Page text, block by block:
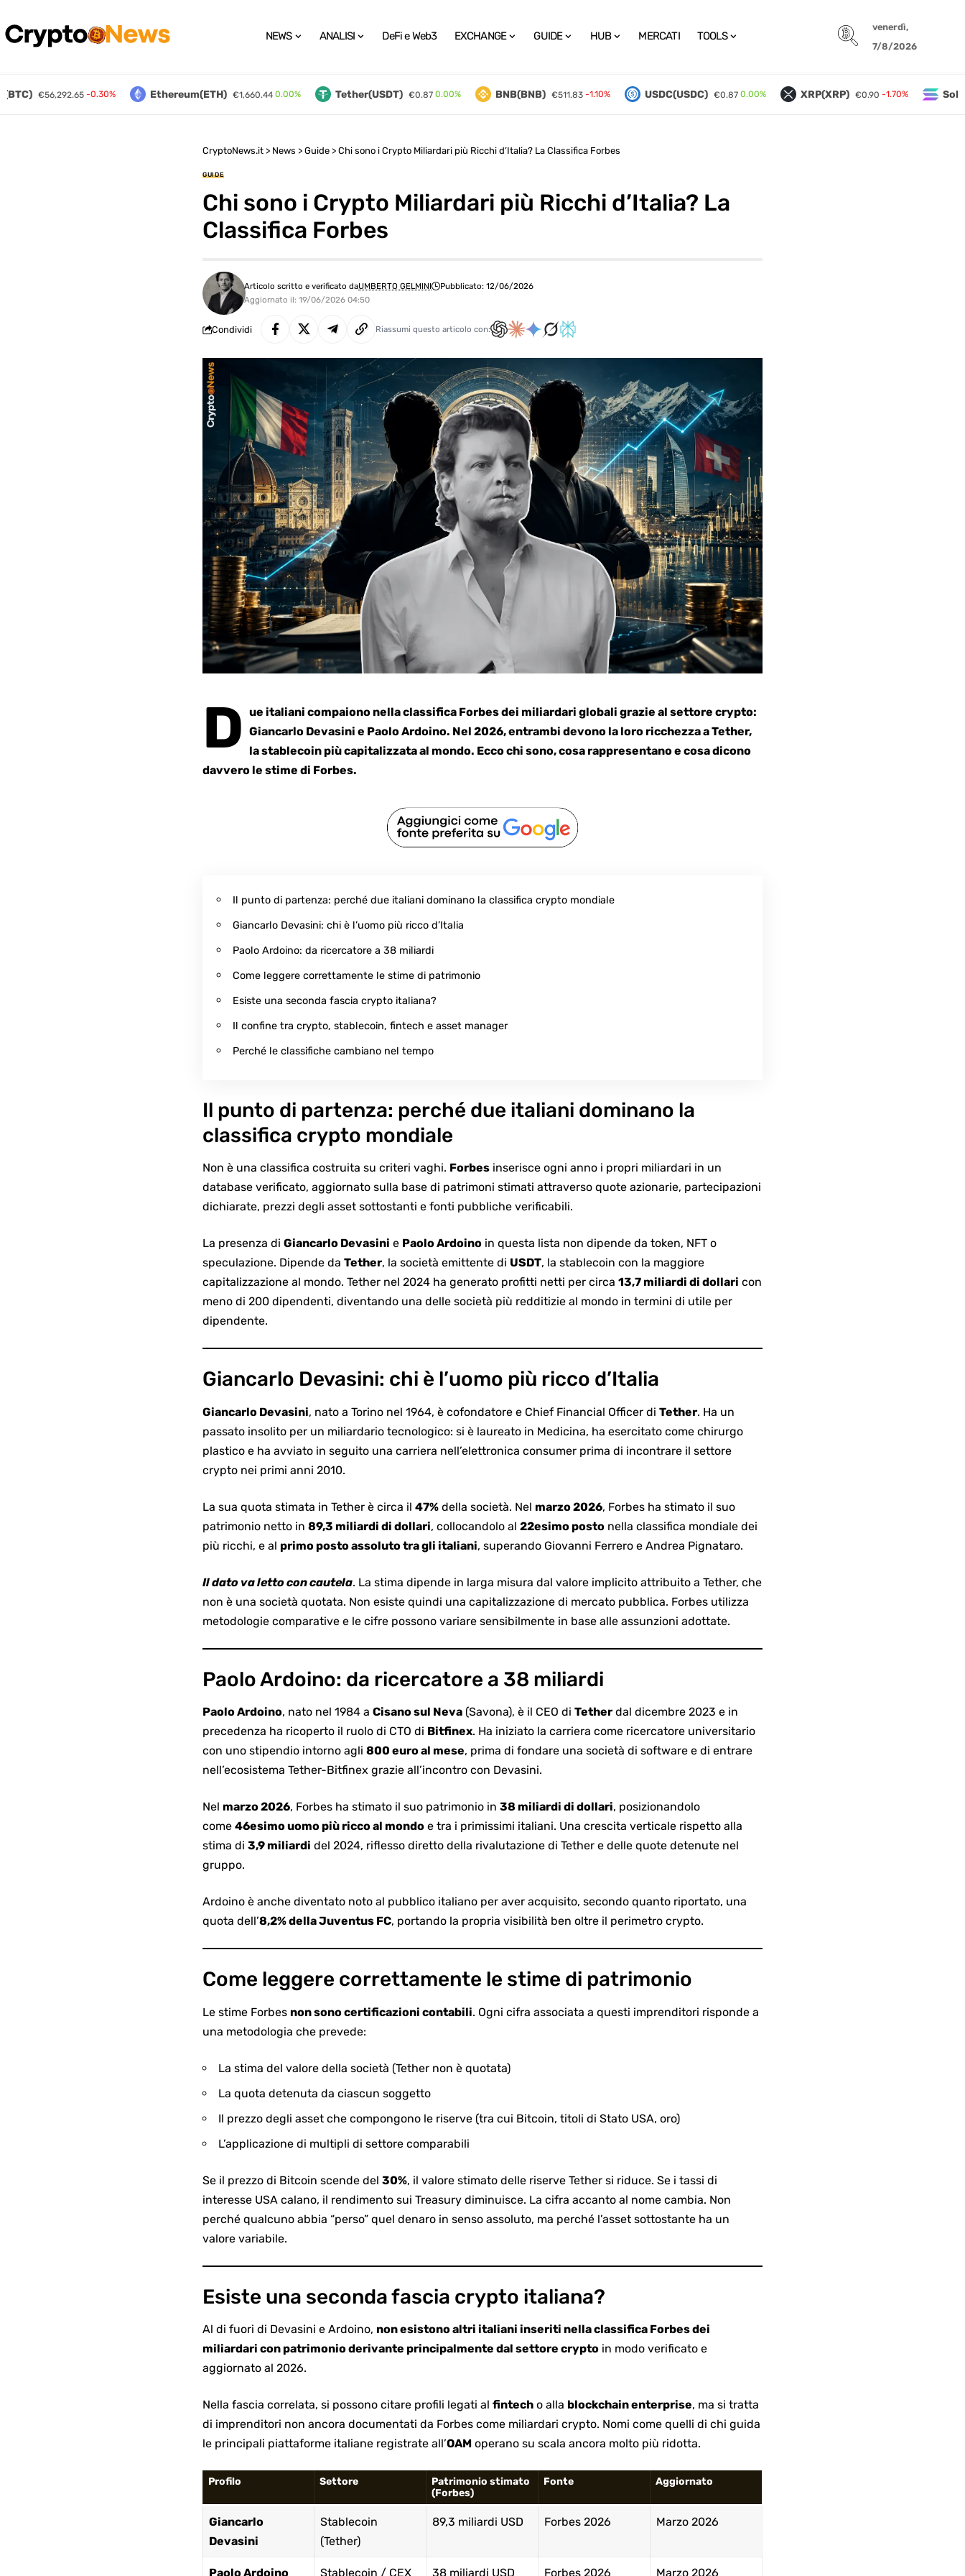
NEWS ANALISI DeFi e Web3 EXCHANGE GUIDE HUB MERCATI TOOLS
venerdì,
7/8/2026
€56,292.65 -0.30% Ethereum(ETH) €1,660.44 0.00% Tether(USDT) €0.87 0.00% BNB(BNB) €511.83 -1.10% USDC(USDC) €0.87 0.00% XRP(XRP) €0.90 -1.70%
CryptoNews.it > News > Guide > Chi sono i Crypto Miliardari più Ricchi d’Italia? La Classifica Forbes
GUIDE
Chi sono i Crypto Miliardari più Ricchi d’Italia? La
Classifica Forbes
Aggiornato il: 19/06/2026 04:50
Articolo scritto e verificato daUMBERTO GELMINI Pubblicato: 12/06/2026
Condividi Riassumi questo articolo con:
D ue italiani compaiono nella classifica Forbes dei miliardari globali grazie al settore crypto:
Giancarlo Devasini e Paolo Ardoino. Nel 2026, entrambi devono la loro ricchezza aTether,
la stablecoin più capitalizzata al mondo. Ecco chi sono, cosa rappresentano e cosa dicono
davvero le stime di Forbes.
Il punto di partenza: perché due italiani dominano la classifica crypto mondiale
Giancarlo Devasini: chi è l’uomo più ricco d’Italia
Paolo Ardoino: da ricercatore a 38 miliardi
Come leggere correttamente le stime di patrimonio
Esiste una seconda fascia crypto italiana?
Il confine tra crypto, stablecoin, fintech e asset manager
Perché le classifiche cambiano nel tempo
Il punto di partenza: perché due italiani dominano la
classifica crypto mondiale
Non è una classifica costruita su criteri vaghi. Forbes inserisce ogni anno i propri miliardari in un
database verificato, aggiornato sulla base di patrimoni stimati attraverso quote azionarie, partecipazioni
dichiarate, prezzi degli asset sottostanti e fonti pubbliche verificabili.
La presenza di Giancarlo Devasini e Paolo Ardoino in questa lista non dipende da token, NFT o
speculazione. Dipende da Tether, la società emittente di USDT, la stablecoin con la maggiore
capitalizzazione al mondo. Tether nel 2024 ha generato profitti netti per circa 13,7 miliardi di dollari con
meno di 200 dipendenti, diventando una delle società più redditizie al mondo in termini di utile per
dipendente.
Giancarlo Devasini: chi è l’uomo più ricco d’Italia
Giancarlo Devasini, nato a Torino nel 1964, è cofondatore e Chief Financial Officer di Tether. Ha un
passato insolito per un miliardario tecnologico: si è laureato in Medicina, ha esercitato come chirurgo
plastico e ha avviato in seguito una carriera nell’elettronica consumer prima di incontrare il settore
crypto nei primi anni 2010.
La sua quota stimata in Tether è circa il 47% della società. Nel marzo 2026, Forbes ha stimato il suo
patrimonio netto in 89,3 miliardi di dollari, collocandolo al 22esimo posto nella classifica mondiale dei
più ricchi, e al primo posto assoluto tra gli italiani, superando Giovanni Ferrero e Andrea Pignataro.
Il dato va letto con cautela. La stima dipende in larga misura dal valore implicito attribuito a Tether, che
non è una società quotata. Non esiste quindi una capitalizzazione di mercato pubblica. Forbes utilizza
metodologie comparative e le cifre possono variare sensibilmente in base alle assunzioni adottate.
Paolo Ardoino: da ricercatore a 38 miliardi
Paolo Ardoino, nato nel 1984 a Cisano sul Neva (Savona), è il CEO di Tether dal dicembre 2023 e in
precedenza ha ricoperto il ruolo di CTO di Bitfinex. Ha iniziato la carriera come ricercatore universitario
con uno stipendio intorno agli 800 euro al mese, prima di fondare una società di software e di entrare
nell’ecosistema Tether-Bitfinex grazie all’incontro con Devasini.
Nel marzo 2026, Forbes ha stimato il suo patrimonio in 38 miliardi di dollari, posizionandolo
come 46esimo uomo più ricco al mondo e tra i primissimi italiani. Una crescita verticale rispetto alla
stima di 3,9 miliardi del 2024, riflesso diretto della rivalutazione di Tether e delle quote detenute nel
gruppo.
Ardoino è anche diventato noto al pubblico italiano per aver acquisito, secondo quanto riportato, una
quota dell’8,2% della Juventus FC, portando la propria visibilità ben oltre il perimetro crypto.
Come leggere correttamente le stime di patrimonio
Le stime Forbes non sono certificazioni contabili. Ogni cifra associata a questi imprenditori risponde a
una metodologia che prevede:
La stima del valore della società (Tether non è quotata)
La quota detenuta da ciascun soggetto
Il prezzo degli asset che compongono le riserve (tra cui Bitcoin, titoli di Stato USA, oro)
L’applicazione di multipli di settore comparabili
Se il prezzo di Bitcoin scende del 30%, il valore stimato delle riserve Tether si riduce. Se i tassi di
interesse USA calano, il rendimento sui Treasury diminuisce. La cifra accanto al nome cambia. Non
perché qualcuno abbia “perso” quel denaro in senso assoluto, ma perché l’asset sottostante ha un
valore variabile.
Esiste una seconda fascia crypto italiana?
Al di fuori di Devasini e Ardoino, non esistono altri italiani inseriti nella classifica Forbes dei
miliardari con patrimonio derivante principalmente dal settore crypto in modo verificato e
aggiornato al 2026.
Nella fascia correlata, si possono citare profili legati al fintech o alla blockchainenterprise, ma si tratta
di imprenditori non ancora documentati da Forbes come miliardari crypto. Nomi come quelli di chi guida
le principali piattaforme italiane registrate all’OAM operano su scala ancora molto più ridotta.
Profilo Settore
Patrimonio stimato
(Forbes)
Fonte Aggiornato
Giancarlo
Devasini
Stablecoin
(Tether)
89,3 miliardi USD Forbes 2026 Marzo 2026
Paolo Ardoino Stablecoin / CEX 38 miliardi USD Forbes 2026 Marzo 2026